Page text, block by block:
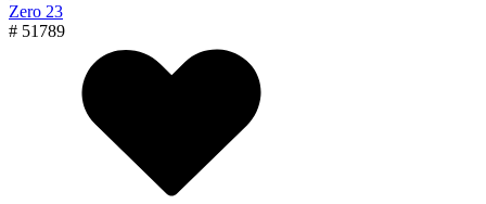
Zero 23
# 51789